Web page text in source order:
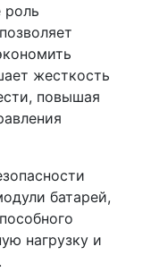
роль
жесткость
повышая
батарей,
нагрузку и